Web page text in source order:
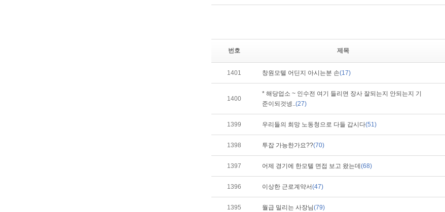
번호 제목
1401 창원모텔 어딘지 아시는분 손(17)
1400
* 해당업소 ~ 인수전 여기 들리면 장사 잘되는지 안되는지 기
준이되것넹..(27)
1399 우리들의 희망 노동청으로 다들 갑시다(51)
1398 투잡 가능한가요??(70)
1397 어제 경기에 한모텔 면접 보고 왔는데 (68)
1396 이상한 근로계약서(47)
1395 월급 밀리는 사장님(79)